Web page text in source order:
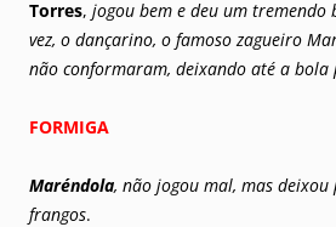
Torres, jogou bem e deu um tremendo
vez, o dançarino, o famoso zagueiro
não conformaram, deixando até a
FORMIGA
Maréndola, não jogou mal, mas
frangos.